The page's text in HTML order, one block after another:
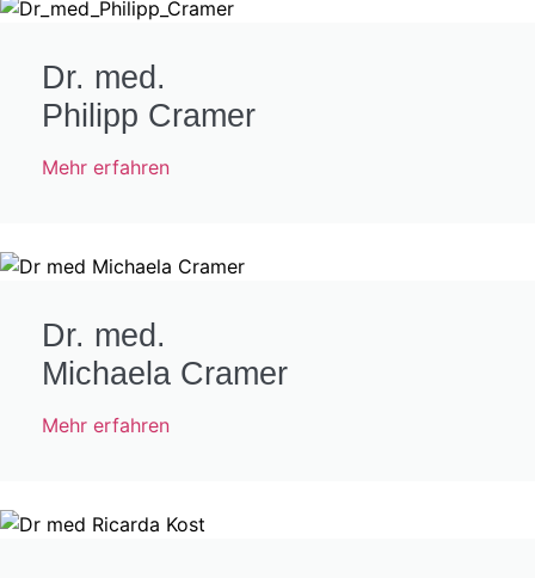
Dr. med.
Philipp Cramer
Mehr erfahren
Dr. med.
Michaela Cramer
Mehr erfahren